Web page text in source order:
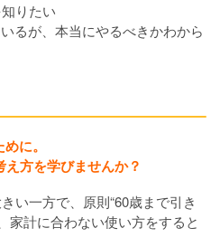
りたい
るが、本当にやるべきかわから
に。
方を学びませんか？
い一方で、原則“60歳まで引き
家計に合わない使い方をすると